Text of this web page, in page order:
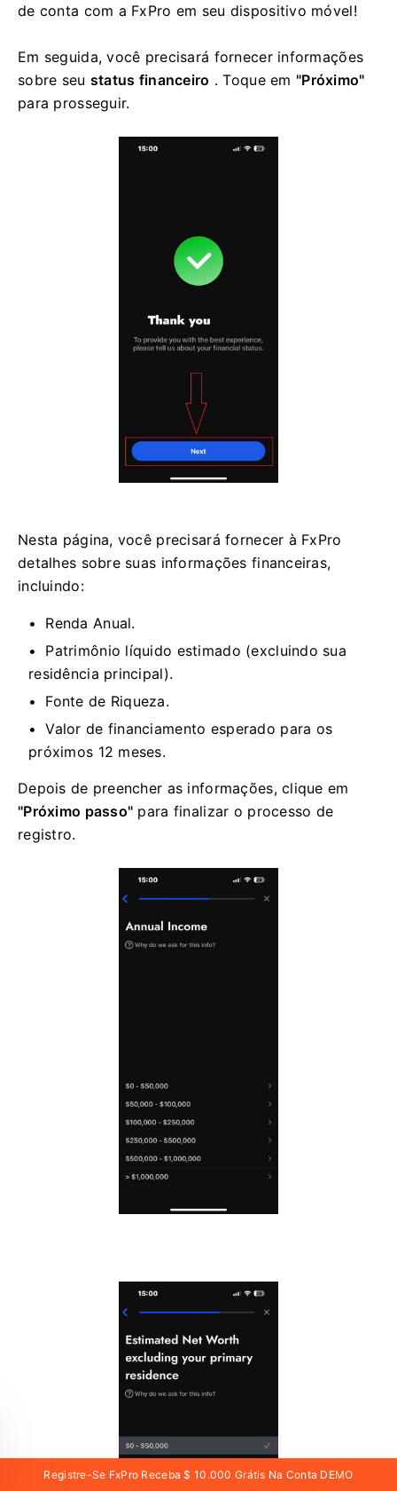
de conta com a FxPro em seu dispositivo móvel!
Em seguida, você precisará fornecer informações
sobre seu status financeiro . Toque em "Próximo"
para prosseguir.
Nesta página, você precisará fornecer à FxPro
detalhes sobre suas informações financeiras,
incluindo:
Renda Anual.
Patrimônio líquido estimado (excluindo sua
residência principal).
Fonte de Riqueza.
Valor de financiamento esperado para os
próximos 12 meses.
Depois de preencher as informações, clique em
"Próximo passo" para finalizar o processo de
registro.
Registre-Se FxPro Receba $ 10.000 Grátis Na Conta DEMO